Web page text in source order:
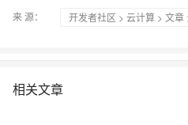
来 源： 开发者社区 > 云计算 > 文章
相关文章